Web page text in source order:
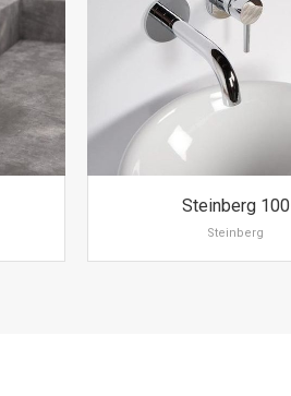
Steinberg 100
Steinberg